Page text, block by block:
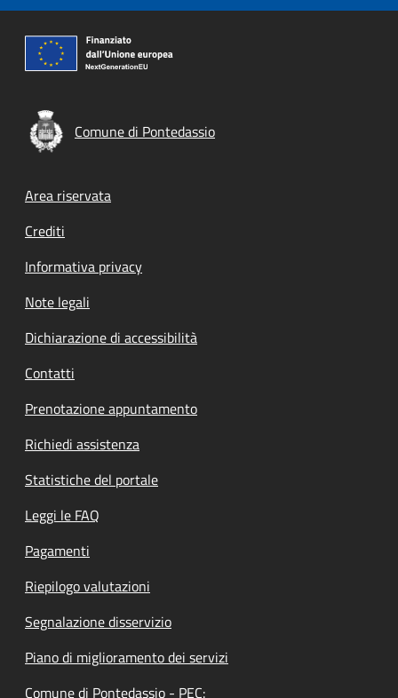
Comune di Pontedassio
Footer menu
Area riservata
Crediti
Informativa privacy
Note legali
Dichiarazione di accessibilità
Contatti
Prenotazione appuntamento
Richiedi assistenza
Statistiche del portale
Leggi le FAQ
Pagamenti
Riepilogo valutazioni
Segnalazione disservizio
Piano di miglioramento dei servizi
Comune di Pontedassio - PEC: